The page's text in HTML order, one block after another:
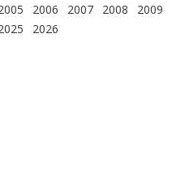
2006 2007 2008 2009
2026